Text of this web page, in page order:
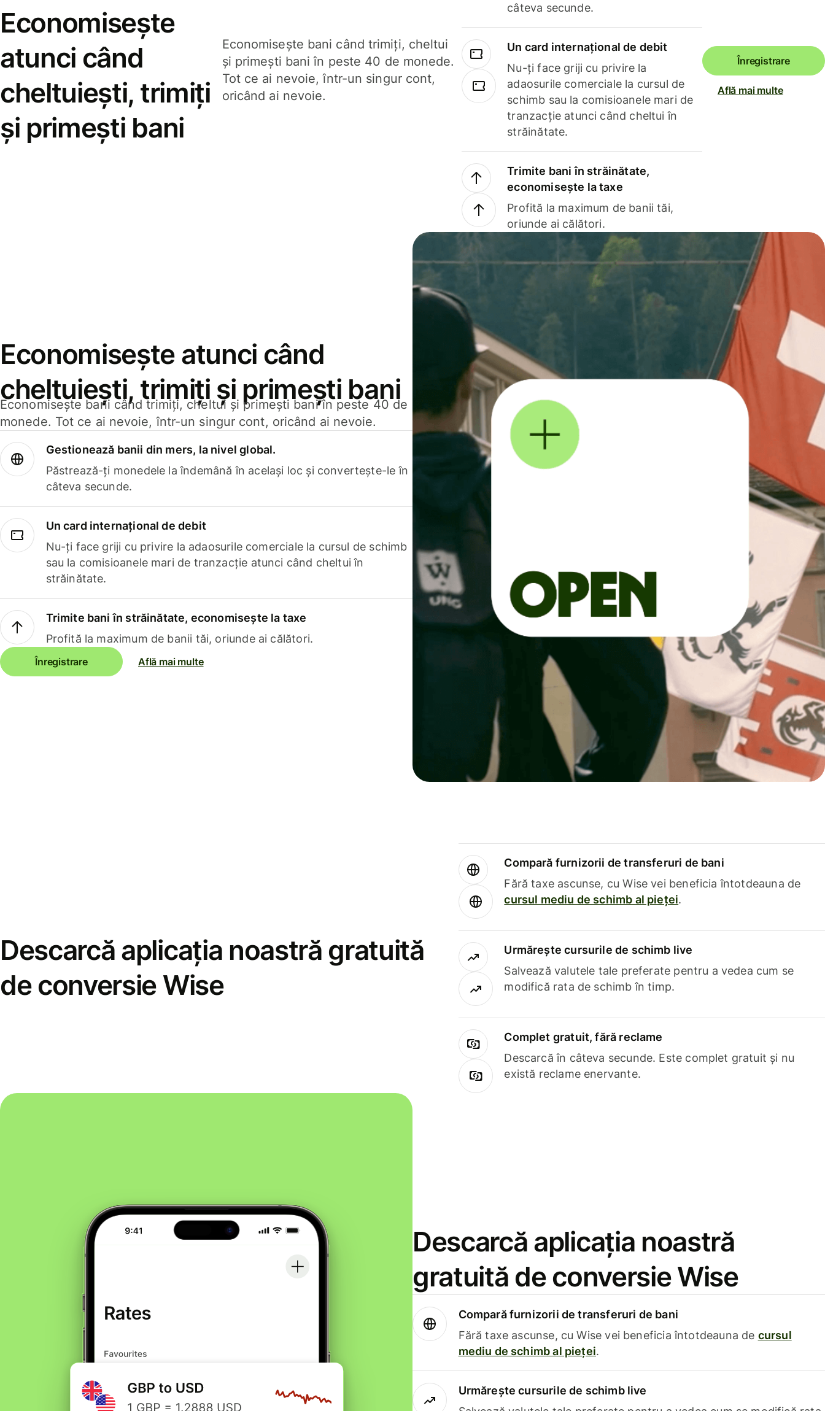
Economisește
atunci când
cheltuiești, trimiți
și primești bani
Economisește bani când trimiți, cheltui
și primești bani în peste 40 de monede.
Tot ce ai nevoie, într-un singur cont,
oricând ai nevoie.
câteva secunde.
Un card internațional de debit
Nu-ți face griji cu privire la
adaosurile comerciale la cursul de
schimb sau la comisioanele mari de
tranzacție atunci când cheltui în
străinătate.
Trimite bani în străinătate,
economisește la taxe
Profită la maximum de banii tăi,
oriunde ai călători.
Înregistrare
Află mai multe
Economisește atunci când
cheltuiești, trimiți și primești bani
Economisește bani când trimiți, cheltui și primești bani în peste 40 de
monede. Tot ce ai nevoie, într-un singur cont, oricând ai nevoie.
Gestionează banii din mers, la nivel global.
Păstrează-ți monedele la îndemână în același loc și convertește-le în
câteva secunde.
Un card internațional de debit
Nu-ți face griji cu privire la adaosurile comerciale la cursul de schimb
sau la comisioanele mari de tranzacție atunci când cheltui în
străinătate.
Trimite bani în străinătate, economisește la taxe
Profită la maximum de banii tăi, oriunde ai călători.
Înregistrare Află mai multe
Descarcă aplicația noastră gratuită
de conversie Wise
Compară furnizorii de transferuri de bani
Fără taxe ascunse, cu Wise vei beneficia întotdeauna de
cursul mediu de schimb al pieței.
Urmărește cursurile de schimb live
Salvează valutele tale preferate pentru a vedea cum se
modifică rata de schimb în timp.
Complet gratuit, fără reclame
Descarcă în câteva secunde. Este complet gratuit și nu
există reclame enervante.
Descarcă aplicația noastră
gratuită de conversie Wise
Compară furnizorii de transferuri de bani
Fără taxe ascunse, cu Wise vei beneficia întotdeauna de cursul
mediu de schimb al pieței.
Urmărește cursurile de schimb live